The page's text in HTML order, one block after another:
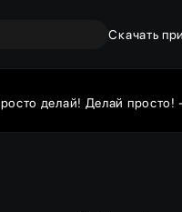
Скачать
делай! Делай просто! -